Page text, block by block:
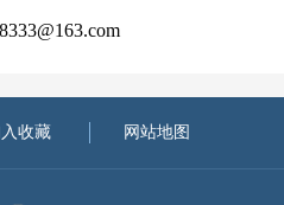
收藏 网站地图